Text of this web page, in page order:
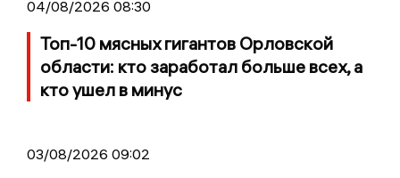
04/08/2026 08:30
Топ-10 мясных гигантов Орловской
области: кто заработал больше всех, а
кто ушел в минус
03/08/2026 09:02